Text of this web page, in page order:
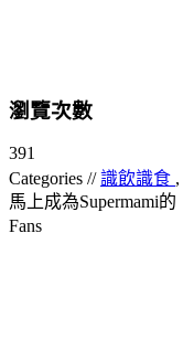
瀏覽次數
391
Categories //識飲識食 ,
馬上成為Supermami的
Fans